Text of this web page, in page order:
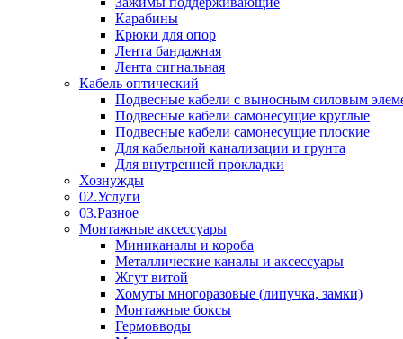
Карабины
Крюки для опор
Лента бандажная
Лента сигнальная
Кабель оптический
Подвесные кабели с выносным силовым
Подвесные кабели самонесущие круглые
Подвесные кабели самонесущие плоские
Для кабельной канализации и грунта
Для внутренней прокладки
Хознужды
02.Услуги
03.Разное
Монтажные аксессуары
Миниканалы и короба
Металлические каналы и аксессуары
Жгут витой
Хомуты многоразовые (липучка, замки)
Монтажные боксы
Гермовводы